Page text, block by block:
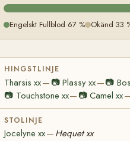
Engelskt Fullblod 67 % Okänd 33
HINGSTLINJE
Tharsis xx— 📷Plassy xx—📷
📷 Touchstone xx— 📷Camel xx
STOLINJE
Jocelyne xx— Hequet xx